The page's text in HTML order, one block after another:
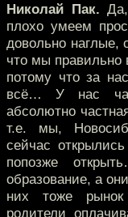
Николай Пак.
плохо умеем
довольно наглые,
что мы правильно
потому что за
всё… У нас
абсолютно
т.е. мы,
сейчас
попозже
образование, а
них тоже
родители